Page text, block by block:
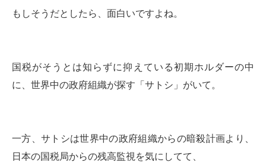
もしそうだとしたら、面白いですよね。
国税がそうとは知らずに抑えている初期ホルダーの中
に、世界中の政府組織が探す「サトシ」がいて。
一方、サトシは世界中の政府組織からの暗殺計画より、
日本の国税局からの残高監視を気にしてて、